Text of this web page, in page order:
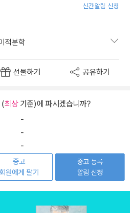
신간알림 신청
적분학
선물하기 공유하기
(최상기준)에 파시겠습니까?
-
-
-
중고
회원에게 팔기
중고 등록
알림 신청